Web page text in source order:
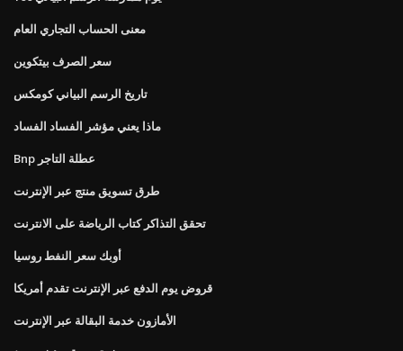
معنى الحساب التجاري العام
سعر الصرف بيتكوين
تاريخ الرسم البياني كومكس
ماذا يعني مؤشر الفساد الفساد
Bnp عطلة التاجر
طرق تسويق منتج عبر الإنترنت
تحقق التذاكر كتاب الرياضة على الانترنت
أوبك سعر النفط روسيا
قروض يوم الدفع عبر الإنترنت تقدم أمريكا
الأمازون خدمة البقالة عبر الإنترنت